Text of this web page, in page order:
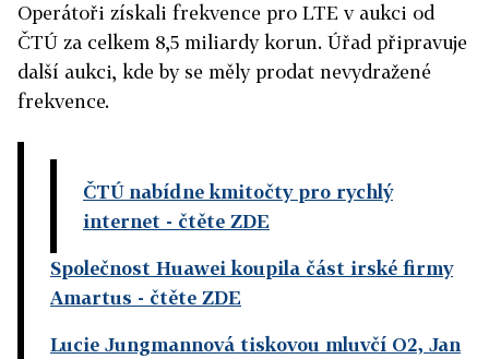
Operátoři získali frekvence pro LTE v aukci od
ČTÚ za celkem 8,5 miliardy korun. Úřad připravuje
další aukci, kde by se měly prodat nevydražené
frekvence.
ČTÚ nabídne kmitočty pro rychlý
internet - čtěte ZDE
Společnost Huawei koupila část irské firmy
Amartus - čtěte ZDE
Lucie Jungmannová tiskovou mluvčí O2, Jan